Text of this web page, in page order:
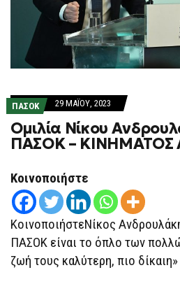
ΠΑΣΟΚ 29 ΜΑΪ́ΟΥ, 2023
Ομιλία Νίκου
ΠΑΣΟΚ – ΚΙΝΗΜΑΤΟΣ
Κοινοποιήστε
ΚοινοποιήστεΝίκος
ΠΑΣΟΚ είναι το όπλο των
ζωή τους καλύτερη, πιο